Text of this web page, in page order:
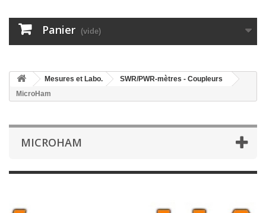
Panier (vide)
Mesures et Labo.
SWR/PWR-mètres - Coupleurs
MicroHam
MICROHAM